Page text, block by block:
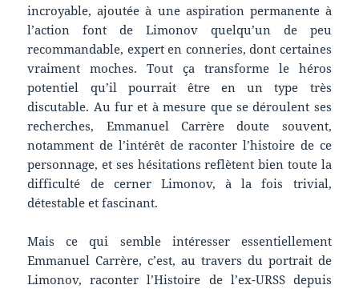
incroyable, ajoutée à une aspiration permanente à
l’action font de Limonov quelqu’un de peu
recommandable, expert en conneries, dont certaines
vraiment moches. Tout ça transforme le héros
potentiel qu’il pourrait être en un type très
discutable. Au fur et à mesure que se déroulent ses
recherches, Emmanuel Carrère doute souvent,
notamment de l’intérêt de raconter l’histoire de ce
personnage, et ses hésitations reflètent bien toute la
difficulté de cerner Limonov, à la fois trivial,
détestable et fascinant.
Mais ce qui semble intéresser essentiellement
Emmanuel Carrère, c’est, au travers du portrait de
Limonov, raconter l’Histoire de l’ex-URSS depuis